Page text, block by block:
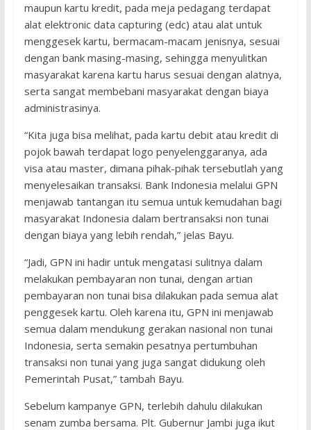
maupun kartu kredit, pada meja pedagang terdapat
alat elektronic data capturing (edc) atau alat untuk
menggesek kartu, bermacam-macam jenisnya, sesuai
dengan bank masing-masing, sehingga menyulitkan
masyarakat karena kartu harus sesuai dengan alatnya,
serta sangat membebani masyarakat dengan biaya
administrasinya.
“Kita juga bisa melihat, pada kartu debit atau kredit di
pojok bawah terdapat logo penyelenggaranya, ada
visa atau master, dimana pihak-pihak tersebutlah yang
menyelesaikan transaksi. Bank Indonesia melalui GPN
menjawab tantangan itu semua untuk kemudahan bagi
masyarakat Indonesia dalam bertransaksi non tunai
dengan biaya yang lebih rendah,” jelas Bayu.
“Jadi, GPN ini hadir untuk mengatasi sulitnya dalam
melakukan pembayaran non tunai, dengan artian
pembayaran non tunai bisa dilakukan pada semua alat
penggesek kartu. Oleh karena itu, GPN ini menjawab
semua dalam mendukung gerakan nasional non tunai
Indonesia, serta semakin pesatnya pertumbuhan
transaksi non tunai yang juga sangat didukung oleh
Pemerintah Pusat,” tambah Bayu.
Sebelum kampanye GPN, terlebih dahulu dilakukan
senam zumba bersama. Plt. Gubernur Jambi juga ikut